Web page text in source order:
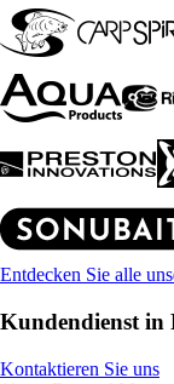
Entdecken Sie alle
Kundendienst in
Kontaktieren Sie uns